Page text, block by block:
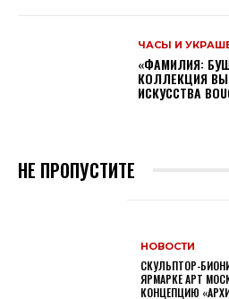
ЧАСЫ И
«ФАМИЛИЯ:
КОЛЛЕКЦИЯ
ИСКУССТВА
НЕ ПРОПУСТИТЕ
НОВОСТИ
СКУЛЬПТОР-
ЯРМАРКЕ АРТ
КОНЦЕПЦИЮ